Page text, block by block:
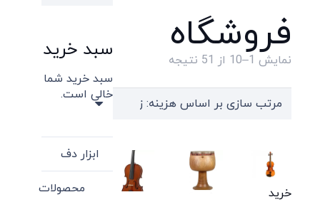
فروشگاه
نمایش 1–10 از 51 نتیجه
price:
خرید
سبد خرید
سبد خرید شما
خالی است.
ابزار دف
محصولات